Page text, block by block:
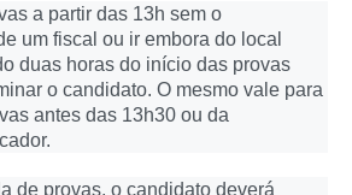
a partir das 13h sem o
um fiscal ou ir embora do local
duas horas do início das provas
o candidato. O mesmo vale para
antes das 13h30 ou da
de provas, o candidato deverá